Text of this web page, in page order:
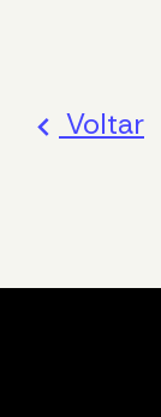
stat_minus_1 Voltar